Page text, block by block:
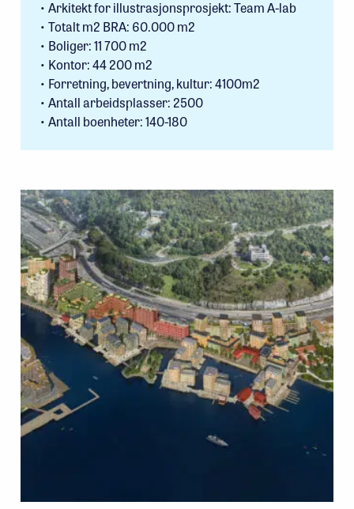
• Arkitekt for illustrasjonsprosjekt: Team A-lab
• Totalt m2 BRA: 60.000 m2
• Boliger: 11 700 m2
• Kontor: 44 200 m2
• Forretning, bevertning, kultur: 4100m2
• Antall arbeidsplasser: 2500
• Antall boenheter: 140-180